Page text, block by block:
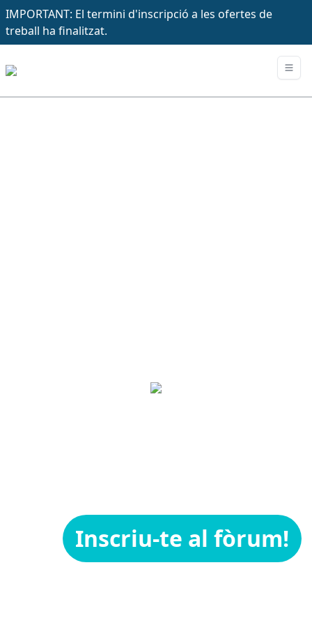
IMPORTANT: El termini d'inscripció a les ofertes de
treball ha finalitzat.
Inscriu-te al fòrum!